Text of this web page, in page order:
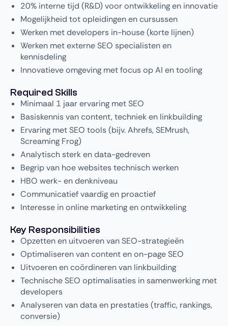
20% interne tijd (R&D) voor ontwikkeling en innovatie
Mogelijkheid tot opleidingen en cursussen
Werken met developers in-house (korte lijnen)
Werken met externe SEO specialisten en
kennisdeling
Innovatieve omgeving met focus op AI en tooling
Required Skills
Minimaal 1 jaar ervaring met SEO
Basiskennis van content, techniek en linkbuilding
Ervaring met SEO tools (bijv. Ahrefs, SEMrush,
Screaming Frog)
Analytisch sterk en data-gedreven
Begrip van hoe websites technisch werken
HBO werk- en denkniveau
Communicatief vaardig en proactief
Interesse in online marketing en ontwikkeling
Key Responsibilities
Opzetten en uitvoeren van SEO-strategieën
Optimaliseren van content en on-page SEO
Uitvoeren en coördineren van linkbuilding
Technische SEO optimalisaties in samenwerking met
developers
Analyseren van data en prestaties (traffic, rankings,
conversie)